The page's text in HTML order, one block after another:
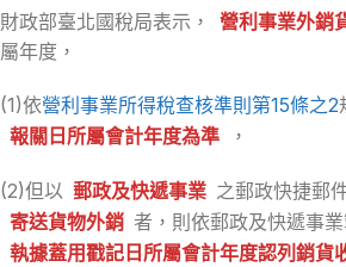
財政部臺北國稅局表示， 營利事業外銷
屬年度，
(1)依營利事業所得稅查核準則第15條之2
報關日所屬會計年度為準
，
(2)但以 郵政及快遞事業 之郵政快捷郵
寄送貨物外銷 者，則依郵政及快遞事
執據蓋用戳記日所屬會計年度認列銷貨